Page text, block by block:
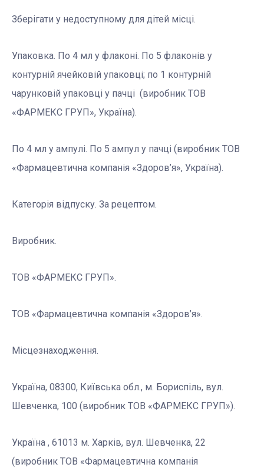
Зберігати у недоступному для дітей місці.
Упаковка. По 4 мл у флаконі. По 5 флаконів у
контурній ячейковій упаковці; по 1 контурній
чарунковій упаковці у пачці (виробник ТОВ
«ФАРМЕКС ГРУП», Україна).
По 4 мл у ампулі. По 5 ампул у пачці (виробник ТОВ
«Фармацевтична компанія «Здоров’я», Україна).
Категорія відпуску. За рецептом.
Виробник.
ТОВ «ФАРМЕКС ГРУП».
ТОВ «Фармацевтична компанія «Здоров’я».
Місцезнаходження.
Україна, 08300, Київська обл., м. Бориспіль, вул.
Шевченка, 100 (виробник ТОВ «ФАРМЕКС ГРУП»).
Україна , 61013 м. Харків, вул. Шевченка, 22
(виробник ТОВ «Фармацевтична компанія